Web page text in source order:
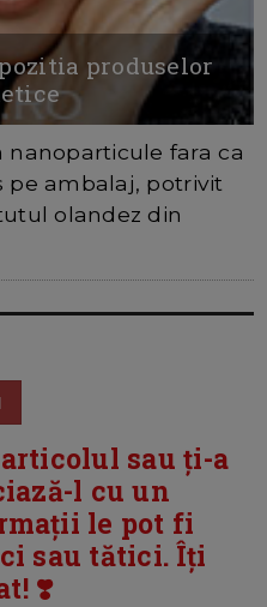
produselor
fara ca
pe ambalaj, potrivit
olandez din
sau ți-a
l cu un
le pot fi
sau tătici. Îți
❣️